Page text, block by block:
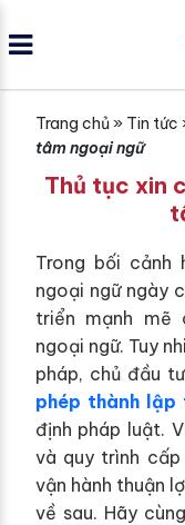
Trang chủ» Tin tức
tâm ngoại ngữ
Thủ tục xin
Trong bối cảnh
ngoại ngữ ngày
triển mạnh mẽ
ngoại ngữ. Tuy
pháp, chủ đầu
phép thành
định pháp luật.
và quy trình
vận hành thuận
về sau. Hãy cùng